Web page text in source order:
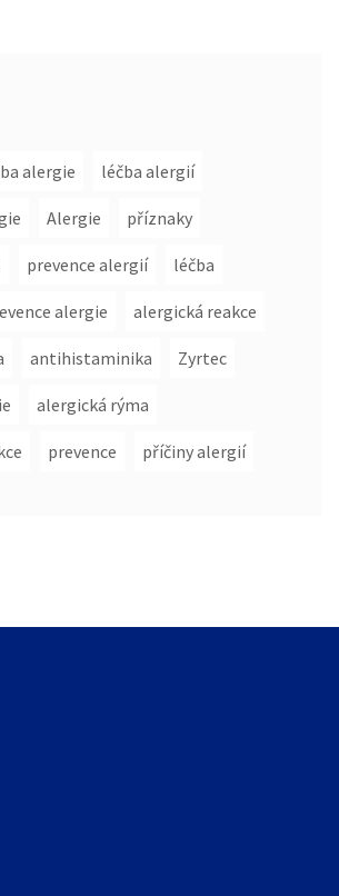
alergie léčba alergií
Alergie příznaky
prevence alergií léčba
alergie alergická reakce
antihistaminika Zyrtec
alergická rýma
prevence příčiny alergií